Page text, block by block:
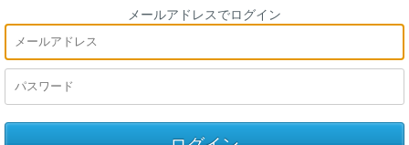
メールアドレスでログイン